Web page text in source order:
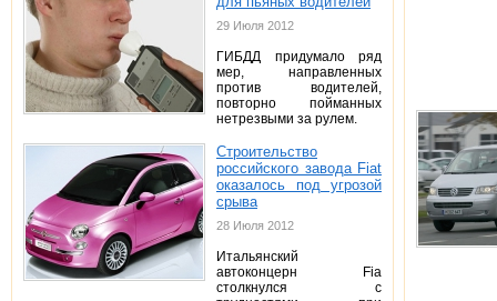
29 Июля 2012
ГИБДД придумало ряд
мер, направленных
против водителей,
повторно пойманных
нетрезвыми за рулем.
Строительство
российского завода Fiat
оказалось под угрозой
срыва
28 Июля 2012
Итальянский
автоконцерн Fia
столкнулся с